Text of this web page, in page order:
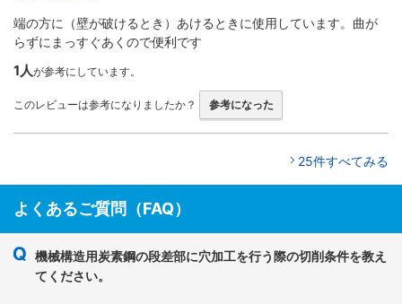
端の方に（壁が破けるとき）あけるときに使用しています。曲が
らずにまっすぐあくので便利です
1人が参考にしています。
このレビューは参考になりましたか？ 参考になった
25件すべてみる
よくあるご質問（FAQ）
機械構造用炭素鋼の段差部に穴加工を行う際の切削条件を教え
てください。